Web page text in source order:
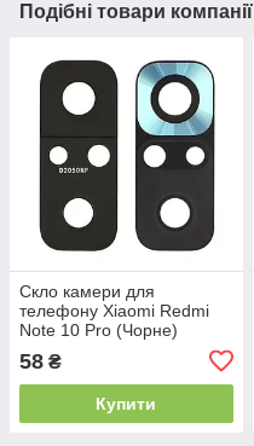
Подібні товари компанії
Скло камери для
телефону Xiaomi Redmi
Note 10 Pro (Чорне)
58 ₴
Купити